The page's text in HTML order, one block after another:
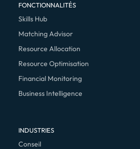
FONCTIONNALITÉS
Skills Hub
Matching Advisor
Resource Allocation
Resource Optimisation
Financial Monitoring
Business Intelligence
INDUSTRIES
Conseil